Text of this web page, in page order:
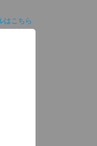
はこちら